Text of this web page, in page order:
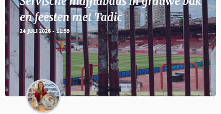
en feesten met Tadic
24 JULI 2026 - 11:59